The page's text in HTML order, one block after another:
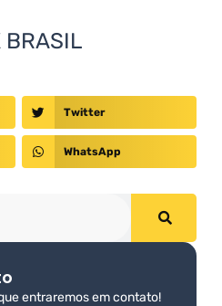
BRASIL
Twitter
WhatsApp
entraremos em contato!